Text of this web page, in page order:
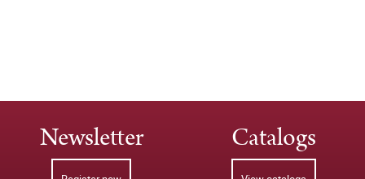
Newsletter Catalogs